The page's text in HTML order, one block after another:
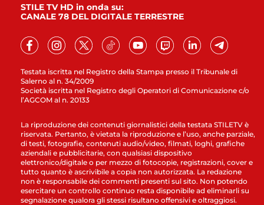
Testata iscritta nel Registro della Stampa presso il Tribunale di
Salerno al n. 34/2009
Società iscritta nel Registro degli Operatori di Comunicazione c/o
l’AGCOM al n. 20133
STILE TV HD in onda su:
CANALE 78 DEL DIGITALE TERRESTRE
La riproduzione dei contenuti giornalistici della testata STILETV è
riservata. Pertanto, è vietata la riproduzione e l’uso, anche parziale,
di testi, fotografie, contenuti audio/video, filmati, loghi, grafiche
aziendali e pubblicitarie, con qualsiasi dispositivo
elettronico/digitale o per mezzo di fotocopie, registrazioni, cover e
tutto quanto è ascrivibile a copia non autorizzata. La redazione
non è responsabile dei commenti presenti sul sito. Non potendo
esercitare un controllo continuo resta disponibile ad eliminarli su
segnalazione qualora gli stessi risultano offensivi e oltraggiosi.